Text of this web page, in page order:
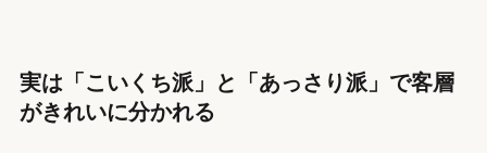
実は「こいくち派」と「あっさり派」で客層
がきれいに分かれる